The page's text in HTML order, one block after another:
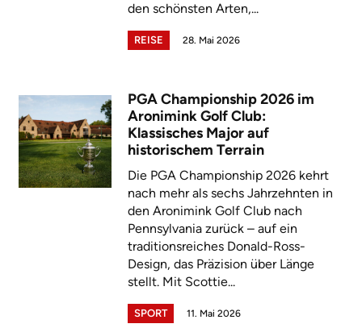
den schönsten Arten,...
REISE 28. Mai 2026
PGA Championship 2026 im
Aronimink Golf Club:
Klassisches Major auf
historischem Terrain
Die PGA Championship 2026 kehrt
nach mehr als sechs Jahrzehnten in
den Aronimink Golf Club nach
Pennsylvania zurück – auf ein
traditionsreiches Donald-Ross-
Design, das Präzision über Länge
stellt. Mit Scottie...
SPORT 11. Mai 2026